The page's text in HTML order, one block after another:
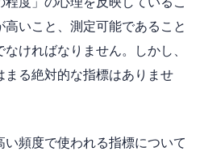
いこと、測定可能であること
ければなりません。しかし、
まる絶対的な指標はありませ
頻度で使われる指標について